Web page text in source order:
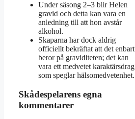
Under säsong 2–3 blir Helen
gravid och detta kan vara en
anledning till att hon avstår
alkohol.
Skaparna har dock aldrig
officiellt bekräftat att det enbart
beror på graviditeten; det kan
vara ett medvetet karaktärsdrag
som speglar hälsomedvetenhet.
Skådespelarens egna
kommentarer